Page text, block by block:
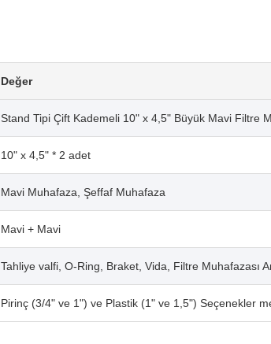
Değer
Stand Tipi Çift Kademeli 10" x 4,5" Büyük Mavi Filtre
10" x 4,5" * 2 adet
Mavi Muhafaza, Şeffaf Muhafaza
Mavi + Mavi
Tahliye valfi, O-Ring, Braket, Vida, Filtre Muhafazası
Pirinç (3/4" ve 1") ve Plastik (1" ve 1,5") Seçenekler